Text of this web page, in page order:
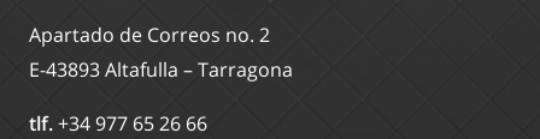
Apartado de Correos no. 2
E-43893 Altafulla – Tarragona
tlf.+34 977 65 26 66